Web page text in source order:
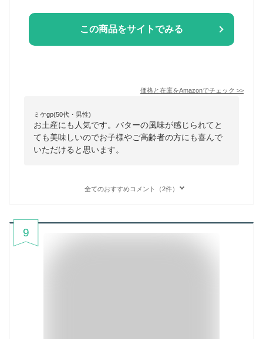
この商品をサイトでみる
価格と在庫をAmazonでチェック >>
ミケgp(50代・男性)
お土産にも人気です。バターの風味が感じられてと
ても美味しいのでお子様やご高齢者の方にも喜んで
いただけると思います。
全てのおすすめコメント（2件）
9